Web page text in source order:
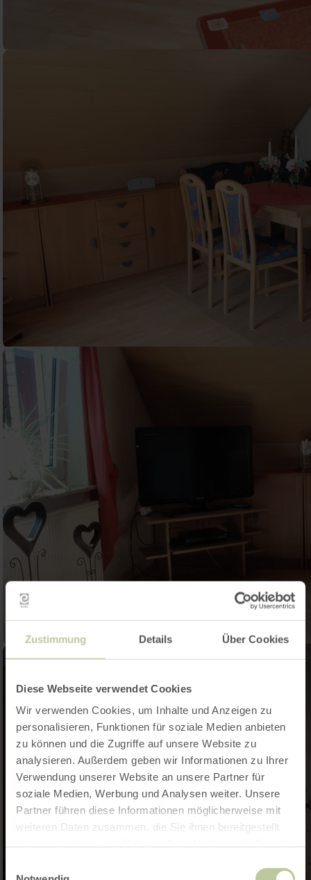
Zustimmung Details Über Cookies
Diese Webseite verwendet Cookies
Wir verwenden Cookies, um Inhalte und Anzeigen zu
personalisieren, Funktionen für soziale Medien anbieten
zu können und die Zugriffe auf unsere Website zu
analysieren. Außerdem geben wir Informationen zu Ihrer
Verwendung unserer Website an unsere Partner für
soziale Medien, Werbung und Analysen weiter. Unsere
Partner führen diese Informationen möglicherweise mit
weiteren Daten zusammen, die Sie ihnen bereitgestellt